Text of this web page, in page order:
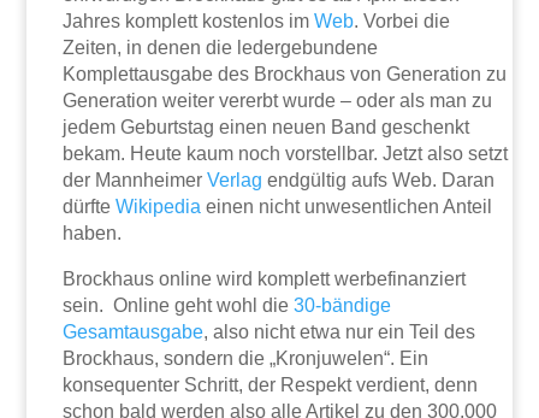
Jahres komplett kostenlos imWeb. Vorbei die
Zeiten, in denen die ledergebundene
Komplettausgabe des Brockhaus von Generation zu
Generation weiter vererbt wurde – oder als man zu
jedem Geburtstag einen neuen Band geschenkt
bekam. Heute kaum noch vorstellbar. Jetzt also setzt
der MannheimerVerlag endgültig aufs Web. Daran
dürfteWikipedia einen nicht unwesentlichen Anteil
haben.
Brockhaus online wird komplett werbefinanziert
sein. Online geht wohl die30-bändige
Gesamtausgabe, also nicht etwa nur ein Teil des
Brockhaus, sondern die „Kronjuwelen“. Ein
konsequenter Schritt, der Respekt verdient, denn
schon bald werden also alle Artikel zu den 300.000